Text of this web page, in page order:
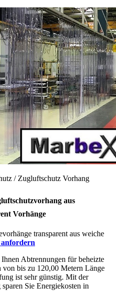
/ Zugluftschutz Vorhang
aus
Vorhänge
transparent aus weiche
Abtrennungen für beheizte
bis zu 120,00 Metern Länge
ist sehr günstig. Mit der
Sie Energiekosten in